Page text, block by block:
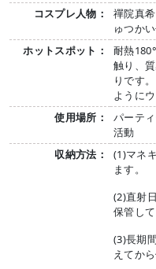
コスプレ人物：
禪院真
ゅつかい
ホットスポット：
耐熱
触り、
りです
ように
使用場所：
パーテ
活動
収納方法：
(1)マネ
ます。
(2)直射
保管して
(3)長期
えてか